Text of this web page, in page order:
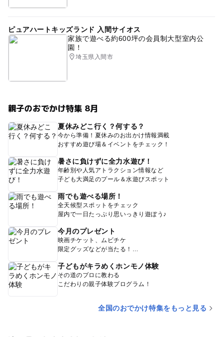
ピュアハートキッズランド 入間サイオス
家族で遊べる約600坪の会員制大型室内公
園！
埼玉県入間市
親子のおでかけ特集 8月
夏休みどこ行く？何する？
今から準備！夏休みのお出かけ情報満載
おすすめ遊び場＆イベントをチェック！
暑さに負けずに全力水遊び！
年齢別や人気アトラクション情報など
子ども大満足のプール＆水遊びスポット
雨でも遊べる場所！
全天候型スポットをチェック
屋内で一日たっぷり思いっきり遊ぼう♪
今月のプレゼント
映画チケット、ムビチケ
限定グッズなどが当たる！
子どもがキラめくホンモノ体験
その道のプロに教わる
こだわりの親子体験プログラム！
全国のおでかけ特集をもっと見る